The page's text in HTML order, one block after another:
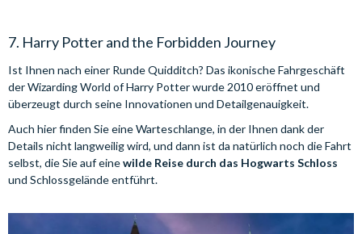
7. Harry Potter and the Forbidden Journey
Ist Ihnen nach einer Runde Quidditch? Das ikonische Fahrgeschäft
der Wizarding World of Harry Potter wurde 2010 eröffnet und
überzeugt durch seine Innovationen und Detailgenauigkeit.
Auch hier finden Sie eine Warteschlange, in der Ihnen dank der
Details nicht langweilig wird, und dann ist da natürlich noch die Fahrt
selbst, die Sie auf einewilde Reise durch das Hogwarts Schloss
und Schlossgelände entführt.